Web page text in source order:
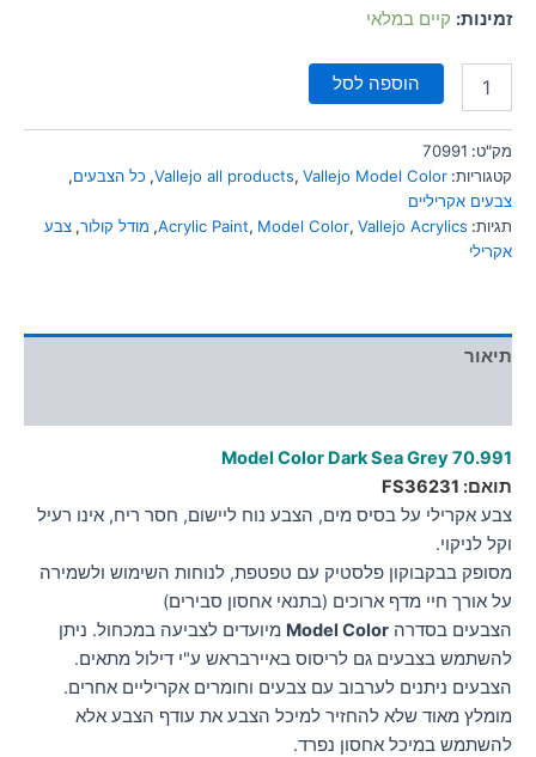
font_download סמן קישורים זמינות: קיים במלאי
הוספה לסל
מק"ט: 70991
קטגוריות:
Vallejo all products, Vallejo Model Color
, כל הצבעים,
צבעים אקריליים
תגיות:
Acrylic Paint, Model Color, Vallejo Acrylics
, מודל קולור, צבע
אקרילי
תיאור
Model Color Dark Sea Grey70.991
תואם: FS36231
צבע אקרילי על בסיס מים, הצבע נוח ליישום, חסר ריח, אינו רעיל
וקל לניקוי.
מסופק בבקבוקון פלסטיק עם טפטפת, לנוחות השימוש ולשמירה
על אורך חיי מדף ארוכים (בתנאי אחסון סבירים)
הצבעים בסדרה Model Color מיועדים לצביעה במכחול. ניתן
להשתמש בצבעים גם לריסוס באיירבראש ע"י דילול מתאים.
הצבעים ניתנים לערבוב עם צבעים וחומרים אקריליים אחרים.
מומלץ מאוד שלא להחזיר למיכל הצבע את עודף הצבע אלא
להשתמש במיכל אחסון נפרד.